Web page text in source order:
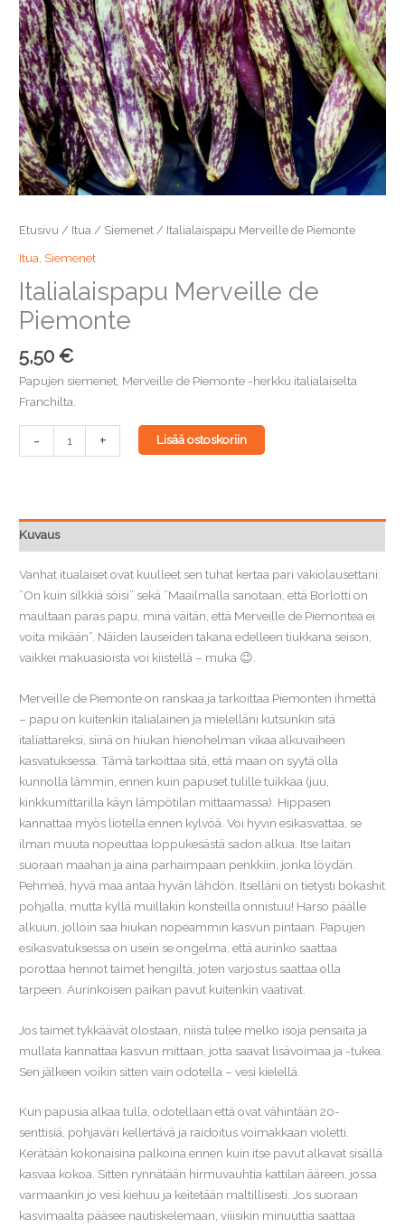
Etusivu / Itua / Siemenet / Italialaispapu Merveille de Piemonte
Itua ,Siemenet
Italialaispapu Merveille de
Piemonte
5,50€
Papujen siemenet, Merveille de Piemonte -herkku italialaiselta
Franchilta.
-
Merveille
määrä
+ Lisää ostoskoriin
Kuvaus
Vanhat itualaiset ovat kuulleet sen tuhat kertaa pari vakiolausettani:
”On kuin silkkiä söisi” sekä ”Maailmalla sanotaan, että Borlotti on
maultaan paras papu, minä väitän, että Merveille de Piemontea ei
voita mikään”. Näiden lauseiden takana edelleen tiukkana seison,
vaikkei makuasioista voi kiistellä – muka 😉.
Merveille de Piemonte on ranskaa ja tarkoittaa Piemonten ihmettä
– papu on kuitenkin italialainen ja mielelläni kutsunkin sitä
italiattareksi, siinä on hiukan hienohelman vikaa alkuvaiheen
kasvatuksessa. Tämä tarkoittaa sitä, että maan on syytä olla
kunnolla lämmin, ennen kuin papuset tulille tuikkaa (juu,
kinkkumittarilla käyn lämpötilan mittaamassa). Hippasen
kannattaa myös liotella ennen kylvöä. Voi hyvin esikasvattaa, se
ilman muuta nopeuttaa loppukesästä sadon alkua. Itse laitan
suoraan maahan ja aina parhaimpaan penkkiin, jonka löydän.
Pehmeä, hyvä maa antaa hyvän lähdön. Itselläni on tietysti bokashit
pohjalla, mutta kyllä muillakin konsteilla onnistuu! Harso päälle
alkuun, jolloin saa hiukan nopeammin kasvun pintaan. Papujen
esikasvatuksessa on usein se ongelma, että aurinko saattaa
porottaa hennot taimet hengiltä, joten varjostus saattaa olla
tarpeen. Aurinkoisen paikan pavut kuitenkin vaativat.
Jos taimet tykkäävät olostaan, niistä tulee melko isoja pensaita ja
mullata kannattaa kasvun mittaan, jotta saavat lisävoimaa ja -tukea.
Sen jälkeen voikin sitten vain odotella – vesi kielellä.
Kun papusia alkaa tulla, odotellaan että ovat vähintään 20-
senttisiä, pohjaväri kellertävä ja raidoitus voimakkaan violetti.
Kerätään kokonaisina palkoina ennen kuin itse pavut alkavat sisällä
kasvaa kokoa. Sitten rynnätään hirmuvauhtia kattilan ääreen, jossa
varmaankin jo vesi kiehuu ja keitetään maltillisesti. Jos suoraan
kasvimaalta pääsee nautiskelemaan, viiisikin minuuttia saattaa